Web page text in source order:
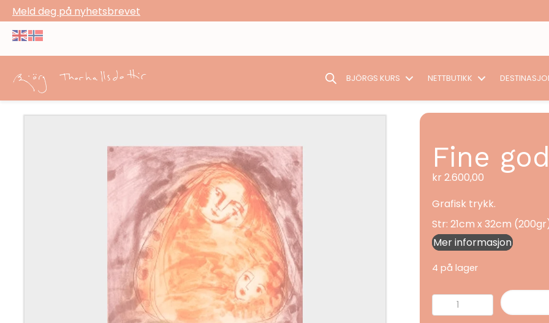
Meld deg på nyhetsbrevet
BJÖRGS KURS NETTBUTIKK
Fine
kr 2.600,00
Grafisk trykk.
Str: 21cm x 32cm
Mer informasjon
4 på lager
Fine
gode